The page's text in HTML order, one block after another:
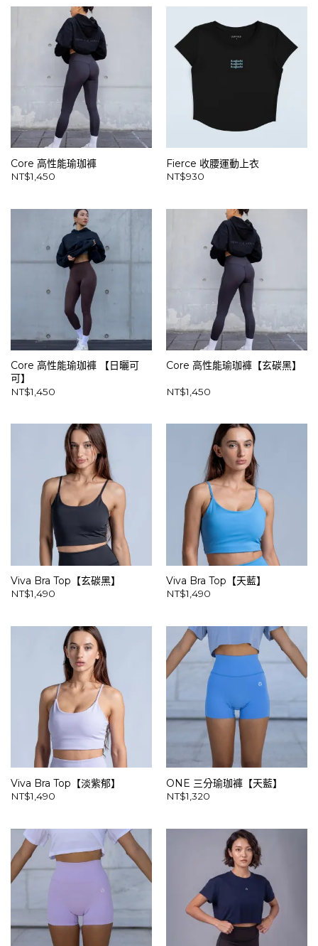
Core 高性能瑜珈褲
NT$1,450
Fierce 收腰運動上衣
NT$930
Core 高性能瑜珈褲 【日曬可
可】
NT$1,450
Core 高性能瑜珈褲【玄碳黑】
NT$1,450
Viva Bra Top【玄碳黑】
NT$1,490
Viva Bra Top【天藍】
NT$1,490
Viva Bra Top【淡紫郁】
NT$1,490
ONE 三分瑜珈褲【天藍】
NT$1,320